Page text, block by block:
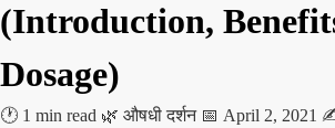
(Introduction,
Dosage)
🕐 1 min read 🌿 औषधी दर्शन 📅 April 2, 2021